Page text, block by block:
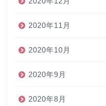
2020年11月
2020年10月
2020年9月
2020年8月